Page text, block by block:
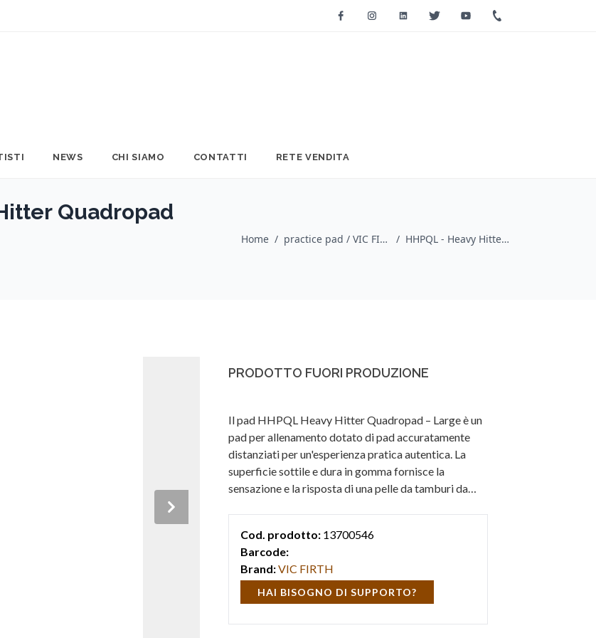
FacebookInstagramLinkedinTwitter Youtube
NEWS CHI SIAMO CONTATTI RETE VENDITA
Quadropad
Home / practice pad / VIC FIRTH / HHPQL - Heavy Hitter Quadropad – Large
Next
PRODOTTO FUORI PRODUZIONE
Il pad HHPQL Heavy Hitter Quadropad – Large è un
pad per allenamento dotato di pad accuratamente
distanziati per un'esperienza pratica autentica. La
superficie sottile e dura in gomma fornisce la
sensazione e la risposta di una pelle da tamburi da
Cod. prodotto: 13700546
Barcode:
Brand:VIC FIRTH
HAI BISOGNO DI SUPPORTO?